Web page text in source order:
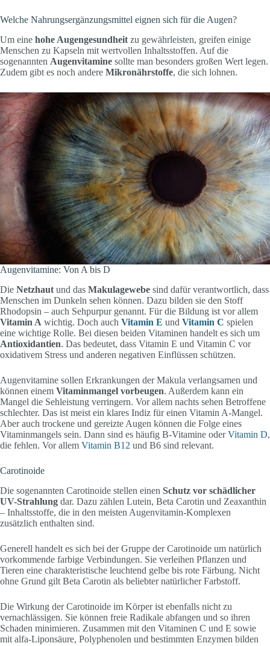
Welche Nahrungsergänzungsmittel eignen sich für die Augen?
Um eine hohe Augengesundheit zu gewährleisten, greifen einige
Menschen zu Kapseln mit wertvollen Inhaltsstoffen. Auf die
sogenannten Augenvitamine sollte man besonders großen Wert legen.
Zudem gibt es noch andere Mikronährstoffe, die sich lohnen.
Augenvitamine: Von A bis D
Die Netzhaut und das Makulagewebe sind dafür verantwortlich, dass
Menschen im Dunkeln sehen können. Dazu bilden sie den Stoff
Rhodopsin – auch Sehpurpur genannt. Für die Bildung ist vor allem
Vitamin A wichtig. Doch auch Vitamin E und Vitamin C spielen
eine wichtige Rolle. Bei diesen beiden Vitaminen handelt es sich um
Antioxidantien. Das bedeutet, dass Vitamin E und Vitamin C vor
oxidativem Stress und anderen negativen Einflüssen schützen.
Augenvitamine sollen Erkrankungen der Makula verlangsamen und
können einem Vitaminmangel vorbeugen. Außerdem kann ein
Mangel die Sehleistung verringern. Vor allem nachts sehen Betroffene
schlechter. Das ist meist ein klares Indiz für einen Vitamin A-Mangel.
Aber auch trockene und gereizte Augen können die Folge eines
Vitaminmangels sein. Dann sind es häufig B-Vitamine oderVitamin D,
die fehlen. Vor allem Vitamin B12 und B6 sind relevant.
Carotinoide
Die sogenannten Carotinoide stellen einen Schutz vor schädlicher
UV-Strahlung dar. Dazu zählen Lutein, Beta Carotin und Zeaxanthin
– Inhaltsstoffe, die in den meisten Augenvitamin-Komplexen
zusätzlich enthalten sind.
Generell handelt es sich bei der Gruppe der Carotinoide um natürlich
vorkommende farbige Verbindungen. Sie verleihen Pflanzen und
Tieren eine charakteristische leuchtend gelbe bis rote Färbung. Nicht
ohne Grund gilt Beta Carotin als beliebter natürlicher Farbstoff.
Die Wirkung der Carotinoide im Körper ist ebenfalls nicht zu
vernachlässigen. Sie können freie Radikale abfangen und so ihren
Schaden minimieren. Zusammen mit den Vitaminen C und E sowie
mit alfa-Liponsäure, Polyphenolen und bestimmten Enzymen bilden